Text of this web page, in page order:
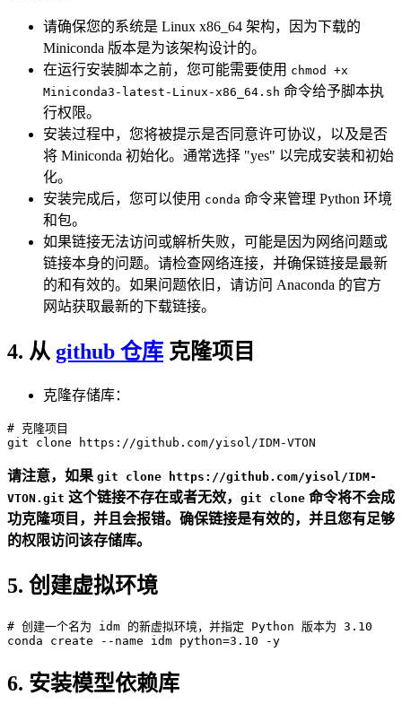
请确保您的系统是 Linux x86_64 架构，因为下载的
Miniconda 版本是为该架构设计的。
在运行安装脚本之前，您可能需要使用 chmod +x
Miniconda3-latest-Linux-x86_64.sh 命令给予脚本执
行权限。
安装过程中，您将被提示是否同意许可协议，以及是否
将 Miniconda 初始化。通常选择 "yes" 以完成安装和初始
化。
安装完成后，您可以使用 conda 命令来管理 Python 环境
和包。
如果链接无法访问或解析失败，可能是因为网络问题或
链接本身的问题。请检查网络连接，并确保链接是最新
的和有效的。如果问题依旧，请访问 Anaconda 的官方
网站获取最新的下载链接。
4. 从 github 仓库 克隆项目
克隆存储库：
# 克隆项目
git clone
请注意，如果 git clone https://github.com/yisol/IDM-
VTON.git 这个链接不存在或者无效， git clone 命令将不会成
功克隆项目，并且会报错。确保链接是有效的，并且您有足够
的权限访问该存储库。
5. 创建虚拟环境
# 创建一个名为 idm 的新虚拟环境，并指定 Python 版本为 3.10
6. 安装模型依赖库